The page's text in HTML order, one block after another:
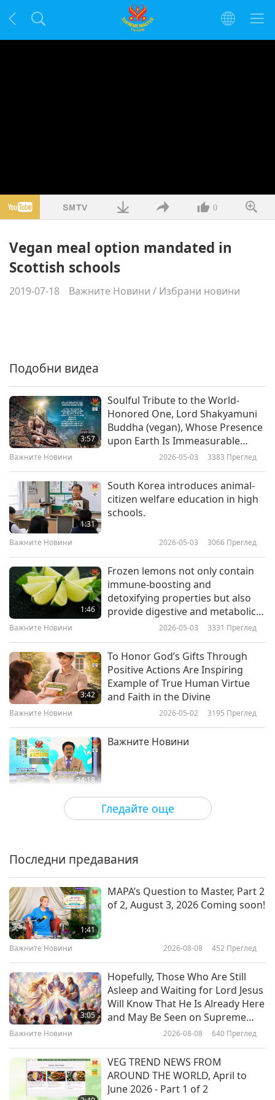
0
Vegan meal option mandated in
Scottish schools
2019-07-18 Важните Новини / Избрани новини
Гледайте още
Подобни видеа
3:57
Soulful Tribute to the World-
Honored One, Lord Shakyamuni
Buddha (vegan), Whose Presence
upon Earth Is Immeasurable
Blessing to All Sentient Beings
Важните Новини 2026-05-03 3383 Преглед
1:31
South Korea introduces animal-
citizen welfare education in high
schools.
Важните Новини 2026-05-03 3066 Преглед
1:46
Frozen lemons not only contain
immune-boosting and
detoxifying properties but also
provide digestive and metabolic
Важните Новини 2026-05-03 3331 Преглед
3:42
To Honor God’s Gifts Through
Positive Actions Are Inspiring
Example of True Human Virtue
and Faith in the Divine
Важните Новини 2026-05-02 3195 Преглед
34:18
Важните Новини
Важните Новини 2026-05-02 2572
4:15
More Would Make Most of Each
Day as Opportunity to Help World
Positively Transform
Важните Новини
Prestigious media awards show
in United States enforces animal-
people fur-free dress code.
Важните Новини
Последни предавания
1:41
MAPA’s Question to Master, Part 2
of 2, August 3, 2026 Coming soon!
Важните Новини 2026-08-08 452 Преглед
3:05
Hopefully, Those Who Are Still
Asleep and Waiting for Lord Jesus
Will Know That He Is Already Here
and May Be Seen on Supreme
Master Television
Важните Новини 2026-08-08 640 Преглед
VEG TREND NEWS FROM
AROUND THE WORLD, April to
June 2026 - Part 1 of 2